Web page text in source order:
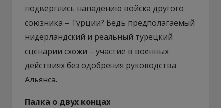
подверглись нападению войска другого
союзника – Турции? Ведь предполагаемый
нидерландский и реальный турецкий
сценарии схожи – участие в военных
действиях без одобрения руководства
Альянса.
Палка о двух концах